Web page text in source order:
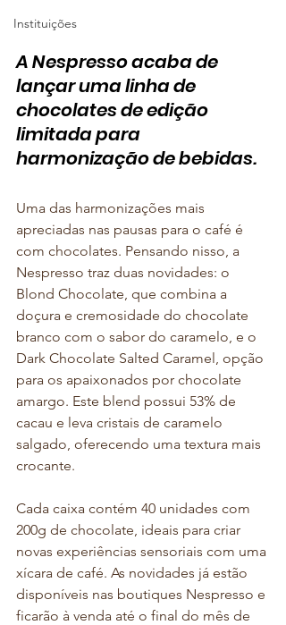
Instituições
A Nespresso acaba de
lançar uma linha de
chocolates de edição
limitada para
harmonização de bebidas.
Uma das harmonizações mais
apreciadas nas pausas para o café é
com chocolates. Pensando nisso, a
Nespresso traz duas novidades: o
Blond Chocolate, que combina a
doçura e cremosidade do chocolate
branco com o sabor do caramelo, e o
Dark Chocolate Salted Caramel, opção
para os apaixonados por chocolate
amargo. Este blend possui 53% de
cacau e leva cristais de caramelo
salgado, oferecendo uma textura mais
crocante.
Cada caixa contém 40 unidades com
200g de chocolate, ideais para criar
novas experiências sensoriais com uma
xícara de café. As novidades já estão
disponíveis nas boutiques Nespresso e
ficarão à venda até o final do mês de